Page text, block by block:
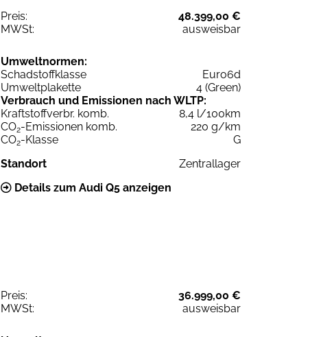
Preis:
48.399,00 €
MWSt:
ausweisbar
Umweltnormen:
Schadstoffklasse
Euro6d
Umweltplakette
4 (Green)
Verbrauch und Emissionen nach WLTP:
Kraftstoffverbr. komb.
8,4 l/100km
CO2-Emissionen komb.
220 g/km
CO2-Klasse
G
Standort
Zentrallager
Details zum Audi Q5 anzeigen
Preis:
36.999,00 €
MWSt:
ausweisbar